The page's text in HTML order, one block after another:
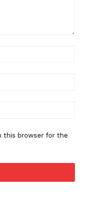
this browser for the